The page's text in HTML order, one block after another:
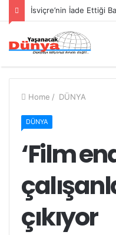
Home / DÜNYA
DÜNYA
‘Film
çıkıyor